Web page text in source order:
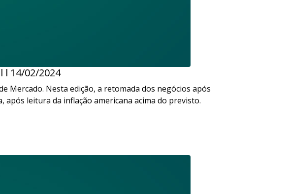
l 14/02/2024
Mercado. Nesta edição, a retomada dos negócios após
leitura da inflação americana acima do previsto.